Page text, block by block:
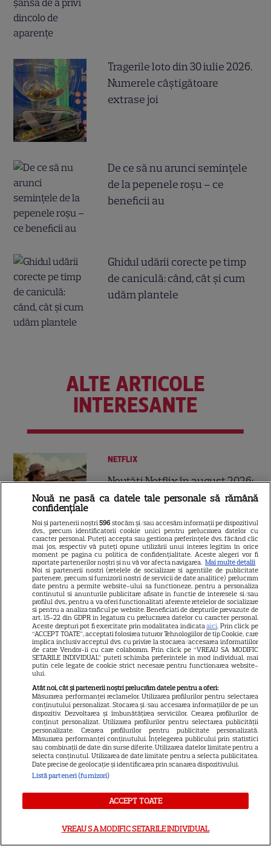
Tragerile loto din 30 iulie 2026.
Numerele câştigătoare
extrase joi
De ce să nu arunci semințele
de la pepenele roșu – ce
beneficii au
Ghidul udării corecte pe timp
de caniculă: când, cât şi cum
udăm plantele
ALTE ARTICOLE
INTERESANTE
16
NETFLIX
Noutăți Netflix în august 2026:
Robert De Niro, „Nosferatu” și
Banks” și „Un veac de
singurătate”
14
VEDETE STRĂINE
Sean Astin din „Stăpânul
Inelelor” a fost nevoit să își
vândă casa din cauza
salariului mic: Câți bani a
primit de fapt
14
Elon Musk, atac la adresa
regizorului premiat cu Oscar
care a realizat documentarul
despre viața sa. Filmul are 232
de minute
Marvel are un nou Black
moștenirea lui Chadwick
Nouă ne pasă ca datele tale personale să rămână
confidențiale
Noi și partenerii noștri596 stocăm și/sau accesăm informații pe dispozitivul
dvs., precum identificatorii cookie unici pentru prelucrarea datelor cu
caracter personal. Puteți accepta sau gestiona preferințele dvs. făcând clic
mai jos, respectiv vă puteți opune utilizării unui interes legitim în orice
moment pe pagina cu politica de confidențialitate. Aceste alegeri vor fi
raportate partenerilor noștri și nu vă vor afecta navigarea. Mai multe detalii
Noi si partenerii nostri (retelele de socializare si agentiile de publicitate
partenere, precum si furnizorii nostri de servicii de date analitice) prelucram
date pentru a permite website-ului sa functioneze, pentru a personaliza
continutul si anunturile publicitare afisate in functie de interesele si/sau
profilul dvs., pentru a va oferi functionalitati aferente retelelor de socializare
si pentru a analiza traficul pe website. Beneficiati de drepturile prevazute de
art. 15-22 din GDPR in legatura cu prelucrarea datelor cu caracter personal.
Aceste drepturi pot fi exercitate prin modalitatea indicataaici. Prin click pe
“ACCEPT TOATE”, acceptati folosirea tuturor Tehnologiilor de tip Cookie, care
implica inclusiv acceptul dvs. cu privire la stocarea/accesarea informatiilor
de catre Vendor-ii cu care colaboram. Prin click pe “VREAU SA MODIFIC
SETARILE INDIVIDUAL” puteti schimba preferintele in mod individual, mai
putin cele legate de cookie strict necesare pentru functionarea website-
ului.
Atât noi, cât și partenerii noștri prelucrăm datele pentru a oferi:
Măsurarea performanței reclamelor. Utilizarea profilurilor pentru selectarea
conținutului personalizat. Stocarea și/sau accesarea informațiilor de pe un
dispozitiv. Dezvoltarea și îmbunătățirea serviciilor. Crearea profilurilor de
conținut personalizat. Utilizarea profilurilor pentru selectarea publicității
personalizate. Crearea profilurilor pentru publicitate personalizată.
Măsurarea performanței conținutului. Înțelegerea publicului prin statistici
sau combinații de date din surse diferite. Utilizarea datelor limitate pentru a
selecta conținutul. Utilizarea de date limitate pentru a selecta publicitatea.
Date precise de geolocație și identificarea prin scanarea dispozitivului.
Listă parteneri (furnizori)
ACCEPT TOATE
VREAU SA MODIFIC SETARILE INDIVIDUAL